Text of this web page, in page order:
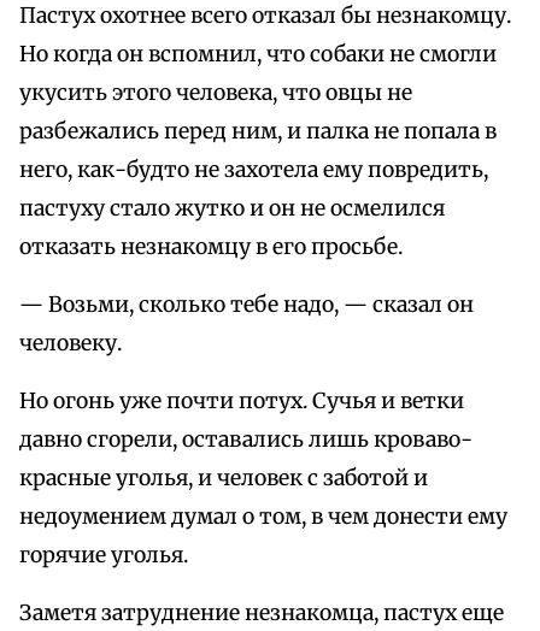
Пастух охотнее всего отказал бы незнакомцу.
Но когда он вспомнил, что собаки не смогли
укусить этого человека, что овцы не
разбежались перед ним, и палка не попала в
него, как-будто не захотела ему повредить,
пастуху стало жутко и он не осмелился
отказать незнакомцу в его просьбе.
— Возьми, сколько тебе надо, — сказал он
человеку.
Но огонь уже почти потух. Сучья и ветки
давно сгорели, оставались лишь кроваво-
красные уголья, и человек с заботой и
недоумением думал о том, в чем донести ему
горячие уголья.
Заметя затруднение незнакомца, пастух еще